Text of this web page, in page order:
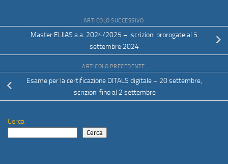
ARTICOLO SUCCESSIVO
Master ELIIAS a.a. 2024/2025 – iscrizioni prorogate al 5
settembre 2024
ARTICOLO PRECEDENTE
Esame per la certificazione DITALS digitale – 20 settembre,
iscrizioni fino al 2 settembre
Cerca
Cerca